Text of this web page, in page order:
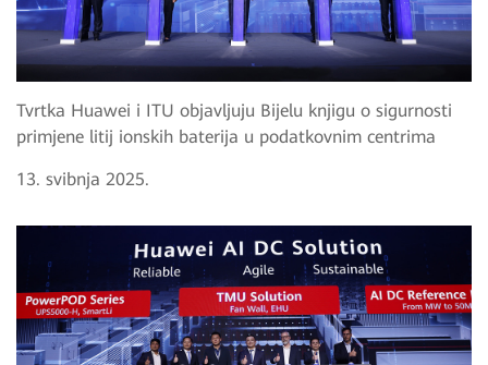
Tvrtka Huawei i ITU objavljuju Bijelu knjigu o sigurnosti
primjene litij ionskih baterija u podatkovnim centrima
13. svibnja 2025.